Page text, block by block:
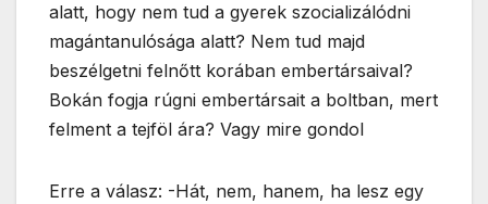
alatt, hogy nem tud a gyerek szocializálódni
magántanulósága alatt? Nem tud majd
beszélgetni felnőtt korában embertársaival?
Bokán fogja rúgni embertársait a boltban, mert
felment a tejföl ára? Vagy mire gondol
Erre a válasz: -Hát, nem, hanem, ha lesz egy